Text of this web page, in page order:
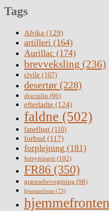
Tags
Afrika (129)
artilleri (164)
Aurillac (174)
brevveksling (236)
civile (107)
desertør (228)
disciplin (96)
efterladte (124)
faldne (502)
faneflugt (110)
forbud (117)
forplejning (181)
forsyninger(102)
FR86 (350)
grænsebevogtning (98)
hjemmefront (73)
hjemmefronten